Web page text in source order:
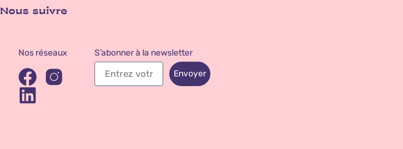
Nous suivre
Nos réseaux S’abonner à la newsletter
Envoyer